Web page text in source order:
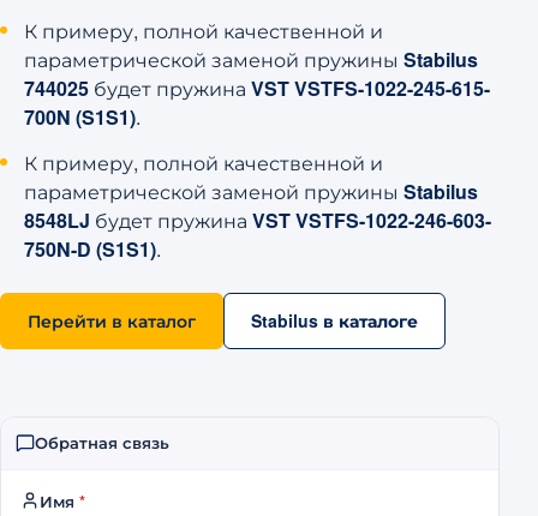
К примеру, полной качественной и
параметрической заменой пружины Stabilus
744025 будет пружина VST VSTFS-1022-245-615-
700N (S1S1).
К примеру, полной качественной и
параметрической заменой пружины Stabilus
8548LJ будет пружина VST VSTFS-1022-246-603-
750N-D (S1S1).
Перейти в каталог Stabilus в каталоге
Обратная связь
Имя *